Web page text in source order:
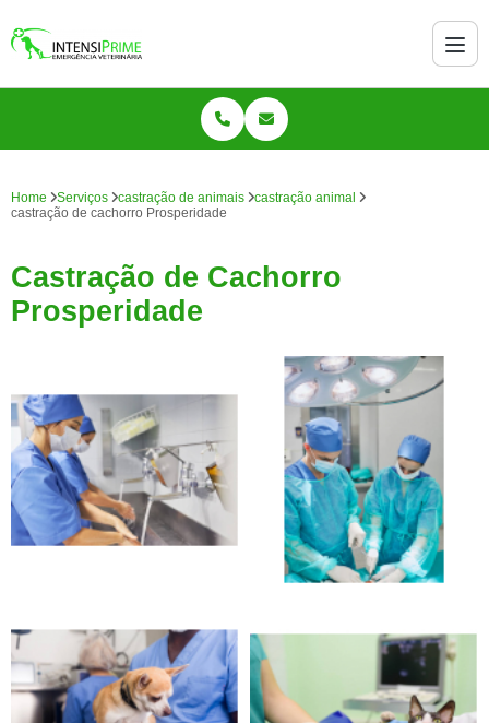
Home Serviços castração de animais
castração animal
castração de cachorro Prosperidade
Castração de Cachorro
Prosperidade